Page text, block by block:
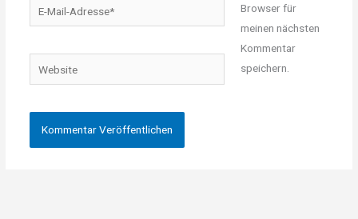
Mail-
Website
Browser für
meinen nächsten
Kommentar
speichern.